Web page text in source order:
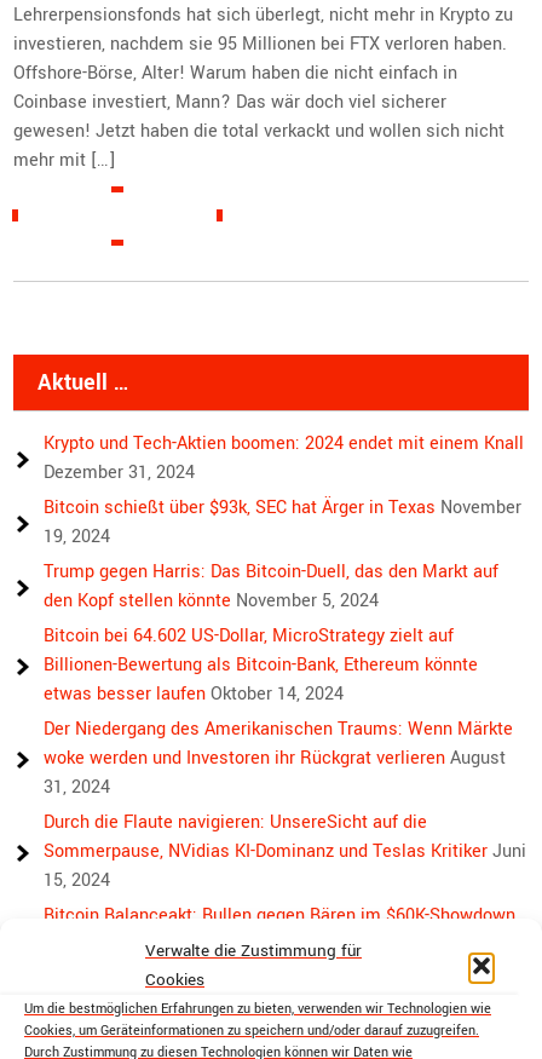
Verwalte die Zustimmung für
Cookies
Um die bestmöglichen Erfahrungen zu bieten, verwenden wir Technologien wie
Cookies, um Geräteinformationen zu speichern und/oder darauf zuzugreifen.
Durch Zustimmung zu diesen Technologien können wir Daten wie
Lehrerpensionsfonds hat sich überlegt, nicht mehr in Krypto zu
investieren, nachdem sie 95 Millionen bei FTX verloren haben.
Offshore-Börse, Alter! Warum haben die nicht einfach in
Coinbase investiert, Mann? Das wär doch viel sicherer
gewesen! Jetzt haben die total verkackt und wollen sich nicht
mehr mit […]
Aktuell …
Krypto und Tech-Aktien boomen: 2024 endet mit einem Knall
Dezember 31, 2024
Bitcoin schießt über $93k, SEC hat Ärger in Texas November
19, 2024
Trump gegen Harris: Das Bitcoin-Duell, das den Markt auf
den Kopf stellen könnte November 5, 2024
Bitcoin bei 64.602 US-Dollar, MicroStrategy zielt auf
Billionen-Bewertung als Bitcoin-Bank, Ethereum könnte
etwas besser laufen Oktober 14, 2024
Der Niedergang des Amerikanischen Traums: Wenn Märkte
woke werden und Investoren ihr Rückgrat verlieren August
31, 2024
Durch die Flaute navigieren: UnsereSicht auf die
Sommerpause, NVidias KI-Dominanz und Teslas Kritiker Juni
15, 2024
Bitcoin Balanceakt: Bullen gegen Bären im $60K-Showdown
Mai 13, 2024
Bullen, Bären und Bitcoin: Wieder eine Achterbahnwoche
vorausApril 29, 2024
Über die Rivalität hinaus: Der Weg von Bitcoin und Ethereum